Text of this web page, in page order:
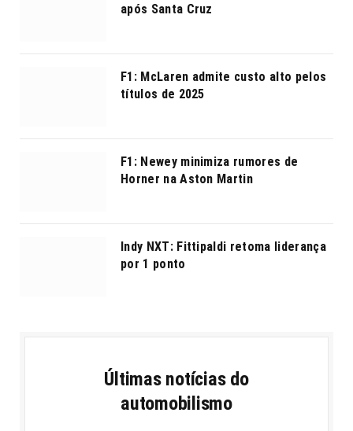
após Santa Cruz
F1: McLaren admite custo alto pelos
títulos de 2025
F1: Newey minimiza rumores de
Horner na Aston Martin
Indy NXT: Fittipaldi retoma liderança
por 1 ponto
Últimas notícias do
automobilismo